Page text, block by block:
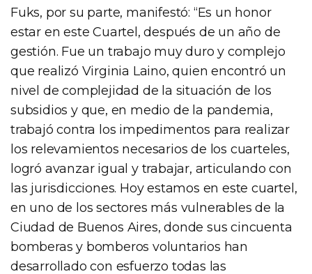
Fuks, por su parte, manifestó: “Es un honor
estar en este Cuartel, después de un año de
gestión. Fue un trabajo muy duro y complejo
que realizó Virginia Laino, quien encontró un
nivel de complejidad de la situación de los
subsidios y que, en medio de la pandemia,
trabajó contra los impedimentos para realizar
los relevamientos necesarios de los cuarteles,
logró avanzar igual y trabajar, articulando con
las jurisdicciones. Hoy estamos en este cuartel,
en uno de los sectores más vulnerables de la
Ciudad de Buenos Aires, donde sus cincuenta
bomberas y bomberos voluntarios han
desarrollado con esfuerzo todas las